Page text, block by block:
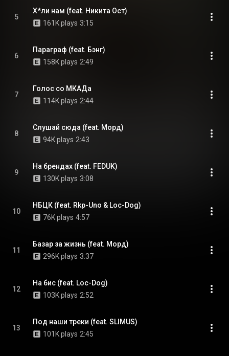
5
Х*ли нам (feat. Никита Ост)
161K plays 3:15
6
Параграф (feat. Бэнг)
158K plays 2:49
7
Голос со МКАДа
114K plays 2:44
8
Слушай сюда (feat. Морд)
94K plays 2:43
9
На брендах (feat. FEDUK)
130K plays 3:08
10
НБЦК (feat. Rkp-Uno & Loc-Dog)
76K plays 4:57
11
Базар за жизнь (feat. Морд)
296K plays 3:37
12
На бис (feat. Loc-Dog)
103K plays 2:52
13
Под наши треки (feat. SLIMUS)
101K plays 2:45